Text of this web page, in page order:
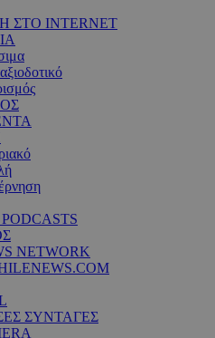
ΣΤΟ INTERNET
NETWORK
ΣΥΝΤΑΓΕΣ